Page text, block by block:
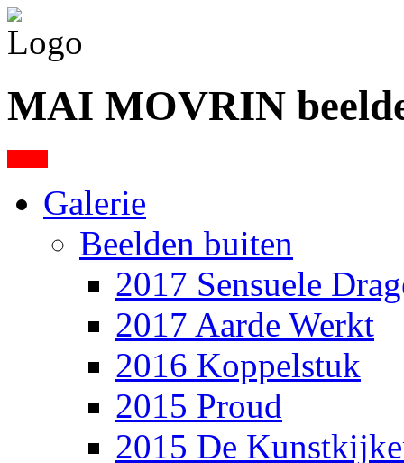
MAI MOVRIN
Galerie
Beelden buiten
2017 Sensuele
2017 Aarde Werkt
2016 Koppelstuk
2015 Proud
2015 De